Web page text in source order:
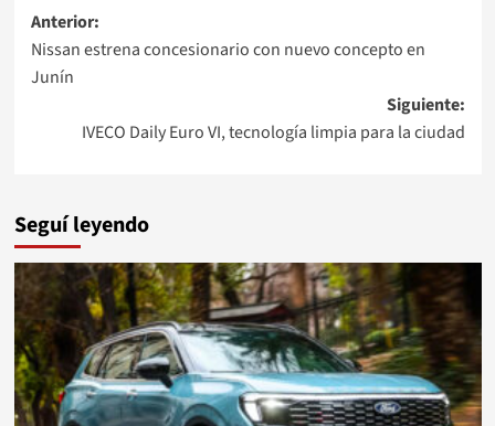
Navegación
de
entradas
Anterior:
Nissan estrena concesionario con nuevo concepto en
Junín
Siguiente:
IVECO Daily Euro VI, tecnología limpia para la ciudad
Seguí leyendo